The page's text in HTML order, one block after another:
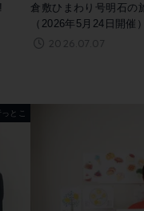
倉敷ひまわり号明石の
（2026年5月24日開催
2026.07.07
っとこ